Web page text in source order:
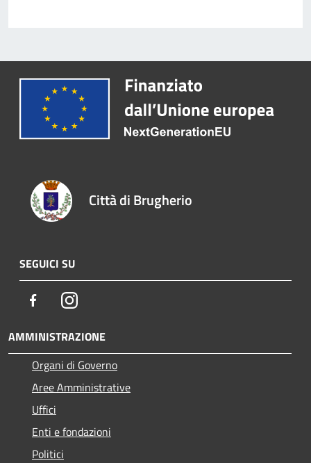
Città di Brugherio
SEGUICI SU
FacebookInstagram
AMMINISTRAZIONE
Organi di Governo
Aree Amministrative
Uffici
Enti e fondazioni
Politici